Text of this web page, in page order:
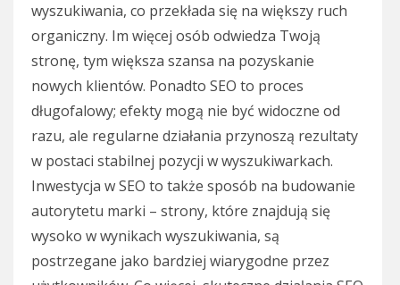
wyszukiwania, co przekłada się na większy ruch
organiczny. Im więcej osób odwiedza Twoją
stronę, tym większa szansa na pozyskanie
nowych klientów. Ponadto SEO to proces
długofalowy; efekty mogą nie być widoczne od
razu, ale regularne działania przynoszą rezultaty
w postaci stabilnej pozycji w wyszukiwarkach.
Inwestycja w SEO to także sposób na budowanie
autorytetu marki – strony, które znajdują się
wysoko w wynikach wyszukiwania, są
postrzegane jako bardziej wiarygodne przez